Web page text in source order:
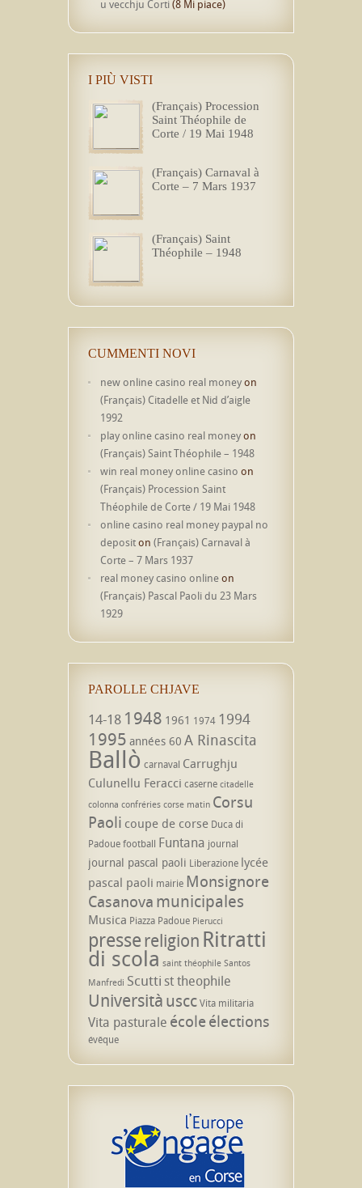
u vecchju Corti(8 Mi piace)
I PIÙ VISTI
(Français) Procession
Saint Théophile de
Corte / 19 Mai 1948
(Français) Carnaval à
Corte – 7 Mars 1937
(Français) Saint
Théophile – 1948
CUMMENTI NOVI
new online casino real moneyon
(Français) Citadelle et Nid d’aigle
1992
play online casino real moneyon
(Français) Saint Théophile – 1948
win real money online casino on
(Français) Procession Saint
Théophile de Corte / 19 Mai 1948
online casino real money paypal no
depositon (Français) Carnaval à
Corte – 7 Mars 1937
real money casino onlineon
(Français) Pascal Paoli du 23 Mars
1929
PAROLLE CHJAVE
14-18 1948 1961 1974 1994
1995 années 60 A Rinascita
Ballò carnaval Carrughju
Culunellu Feracci caserne citadelle
colonna confréries corse matin Corsu
Paoli coupe de corse Duca di
Padouefootball Funtana journal
journal pascal paoli Liberazione lycée
pascal paoli mairie Monsignore
Casanova municipales
Musica Piazza Padoue Pierucci
pressereligion Ritratti
di scola saint théophile Santos
Manfredi Scuttist theophile
UniversitàusccVita militaria
Vita pasturale écoleélections
évêque